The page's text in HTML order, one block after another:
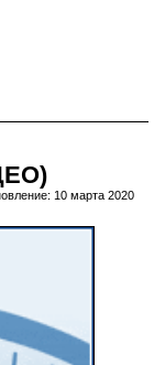
10 марта 2020